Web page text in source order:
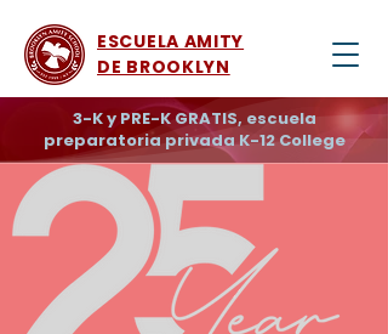
ESCUELA AMITY
DE BROOKLYN
3-K y PRE-K GRATIS, escuela
preparatoria privada K-12 College